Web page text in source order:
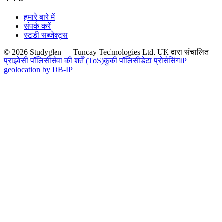
हमारे बारे में
संपर्क करें
स्टडी सब्जेक्ट्स
© 2026 Studyglen — Tuncay Technologies Ltd, UK द्वारा संचालित
प्राइवेसी पॉलिसीसेवा की शर्तें (ToS)कुकी पॉलिसीडेटा प्रोसेसिंगIP
geolocation by DB-IP